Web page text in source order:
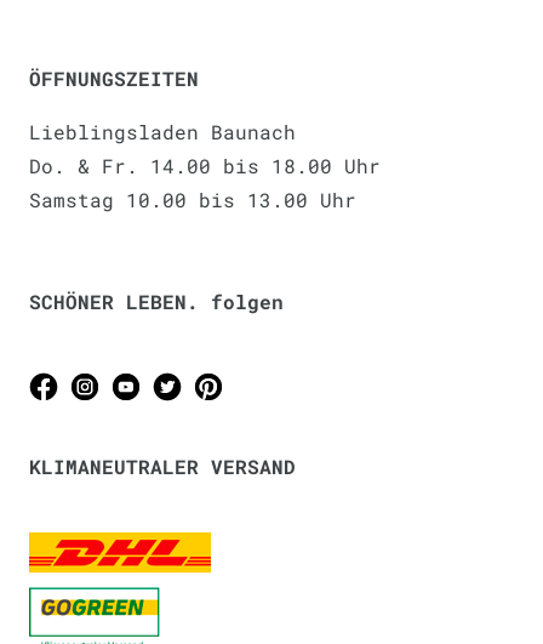
ÖFFNUNGSZEITEN
Lieblingsladen Baunach
Do. & Fr. 14.00 bis 18.00 Uhr
Samstag 10.00 bis 13.00 Uhr
SCHÖNER LEBEN. folgen
KLIMANEUTRALER VERSAND